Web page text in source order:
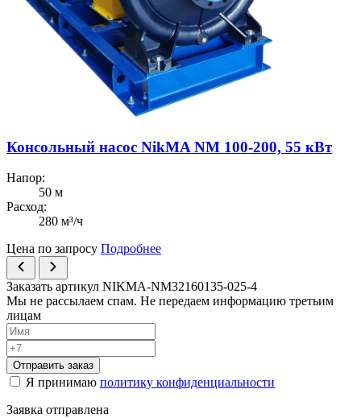
Консольный насос NikMA NM 100-200, 55 кВт
Напор:
50 м
Расход:
280 м³/ч
Цена по запросу Подробнее
Заказать артикул NIKMA-NM32160135-025-4
Мы не рассылаем спам. Не передаем информацию третьим
лицам
Отправить заказ
Я принимаю политику конфиденциальности
Заявка отправлена